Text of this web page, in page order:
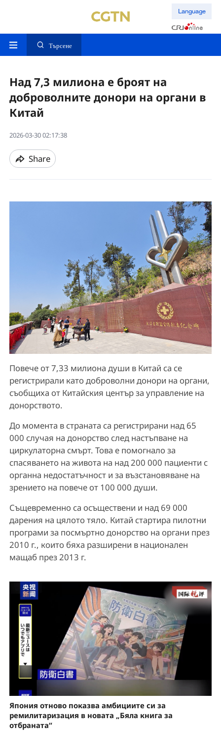
Language
Търсене
Над 7,3 милиона е броят на
доброволните донори на органи в
Китай
2026-03-30 02:17:38
Share
Повече от 7,33 милиона души в Китай са се
регистрирали като доброволни донори на органи,
съобщиха от Китайския център за управление на
донорството.
До момента в страната са регистрирани над 65
000 случая на донорство след настъпване на
циркулаторна смърт. Това е помогнало за
спасяването на живота на над 200 000 пациенти с
органна недостатъчност и за възстановяване на
зрението на повече от 100 000 души.
Същевременно са осъществени и над 69 000
дарения на цялото тяло. Китай стартира пилотни
програми за посмъртно донорство на органи през
2010 г., които бяха разширени в национален
мащаб през 2013 г.
Япония отново показва амбициите си за
ремилитаризация в новата „Бяла книга за
отбраната“